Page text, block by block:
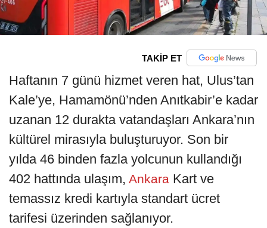
TAKİP ET
Haftanın 7 günü hizmet veren hat, Ulus’tan
Kale’ye, Hamamönü’nden Anıtkabir’e kadar
uzanan 12 durakta vatandaşları Ankara’nın
kültürel mirasıyla buluşturuyor. Son bir
yılda 46 binden fazla yolcunun kullandığı
402 hattında ulaşım, Ankara Kart ve
temassız kredi kartıyla standart ücret
tarifesi üzerinden sağlanıyor.